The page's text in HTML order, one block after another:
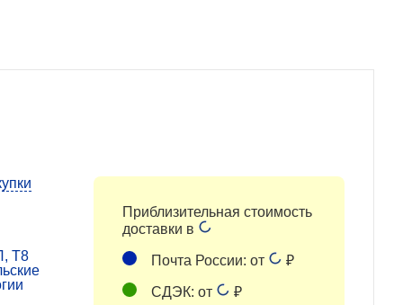
Т8
Приблизительная стоимость
доставки в
Почта России: от ₽
СДЭК: от ₽